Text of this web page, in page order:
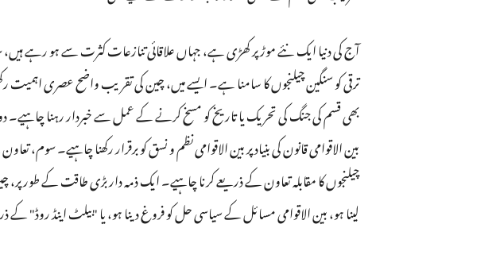
آج کی دنیا ایک نئے موڑ پر کھڑی ہے، جہاں علاقائی تنازعات کثرت سے ہو رہے
ترقی کو سنگین چیلنجوں کا سامنا ہے۔ ایسے میں، چین کی تقریب واضح عصری اہمیت
بھی قسم کی جنگ کی تحریک یا تاریخ کو مسخ کرنے کے عمل سے خبردار رہنا چاہیے۔
بین الاقوامی قانون کی بنیاد پر بین الاقوامی نظم و نسق کو برقرار رکھنا چاہیے۔
چیلنجوں کا مقابلہ تعاون کے ذریعے کرنا چاہیے۔ ایک ذمہ دار بڑی طاقت کے طور
لینا ہو، بین الاقوامی مسائل کے سیاسی حل کو فروغ دینا ہو، یا "بیلٹ اینڈ